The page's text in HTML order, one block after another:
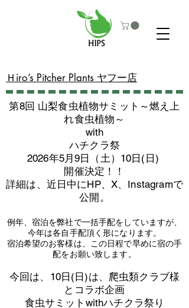
​Ｈiro’s Pitcher Plants ヤフー店
第8回 山梨食虫植物サミット～燃え上
れ食虫植物～
with
​ハチクラ祭
2026年5月9日（土）10日(日)
​開催決定！！
詳細は、近日中にHP、X、Instagramで
公開。
例年、宿泊を弊社で一括手配をしていますが、
今年は各自手配頂く形になります。
​宿泊希望のお客様は、この日程で早めに宿の手
配をお願い致します。
​今回は、10日(日)は、爬虫類クラブ様
とコラボ企画
​食虫サミットwithハチクラ祭り